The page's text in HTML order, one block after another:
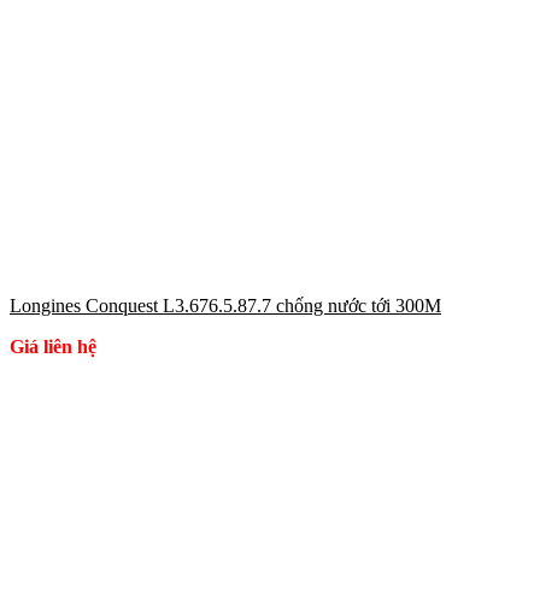
Longines Conquest L3.676.5.87.7 chống nước tới 300M
Giá liên hệ